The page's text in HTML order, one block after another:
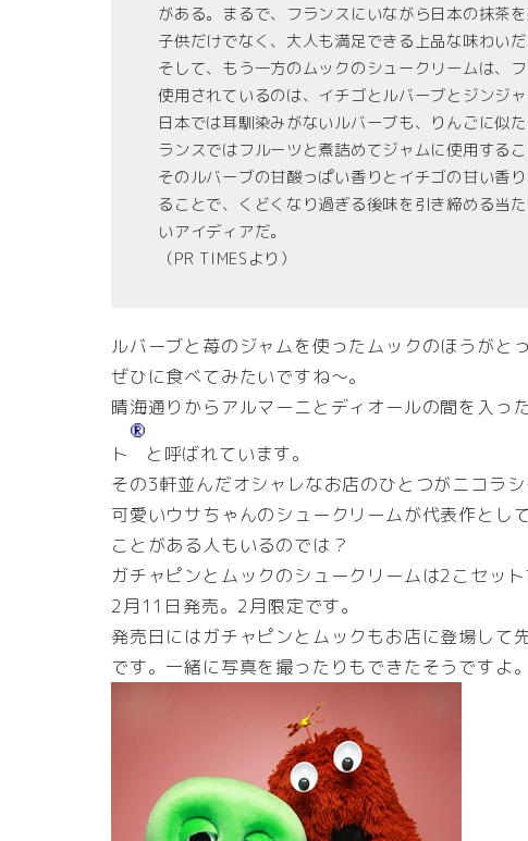
がある。まるで、フランスにいながら日本の抹茶
子供だけでなく、大人も満足できる上品な味わいだ
そして、もう一方のムックのシュークリームは、
使用されているのは、イチゴとルバーブとジンジャ
日本では耳馴染みがないルバーブも、りんごに似
ランスではフルーツと煮詰めてジャムに使用するこ
そのルバーブの甘酸っぱい香りとイチゴの甘い香
ることで、くどくなり過ぎる後味を引き締める当
いアイディアだ。
（PR TIMESより）
ルバーブと苺のジャムを使ったムックのほうがと
ぜひに食べてみたいですね～。
晴海通りからアルマーニとディオールの間を入っ
ト
と呼ばれています。
その3軒並んだオシャレなお店のひとつがニコラシ
可愛いウサちゃんのシュークリームが代表作とし
ことがある人もいるのでは？
ガチャピンとムックのシュークリームは2こセット
2月11日発売。2月限定です。
発売日にはガチャピンとムックもお店に登場して
です。一緒に写真を撮ったりもできたそうですよ。